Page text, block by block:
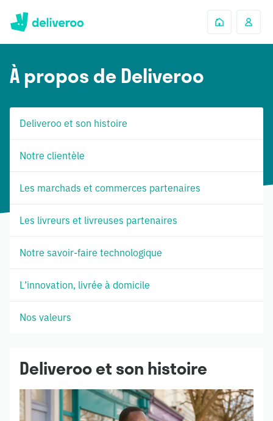
À propos de Deliveroo
Deliveroo et son histoire
Notre clientèle
Les marchads et commerces partenaires
Les livreurs et livreuses partenaires
Notre savoir-faire technologique
L’innovation, livrée à domicile
Nos valeurs
Deliveroo et son histoire